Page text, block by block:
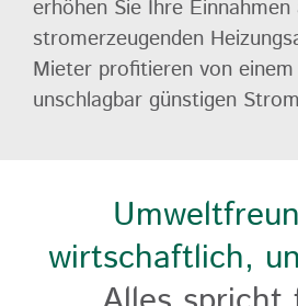
erhöhen Sie Ihre
stromerzeugenden
Mieter profitieren von
unschlagbar günstigen
wirtschaftlich,